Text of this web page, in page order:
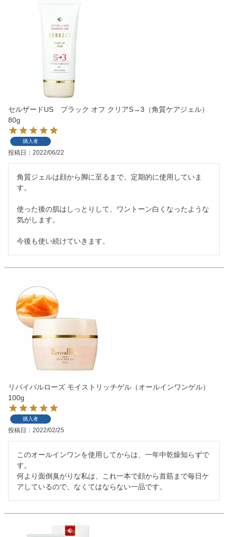
セルザードUS ブラック オフ クリアS→3（角質ケアジェル）
80g
購入者
投稿日 2022/06/22
角質ジェルは顔から脚に至るまで、定期的に使用していま
す。
使った後の肌はしっとりして、ワントーン白くなったような
気がします。
今後も使い続けていきます。
リバイバルローズ モイストリッチゲル（オールインワンゲル）
100g
購入者
投稿日 2022/02/25
このオールインワンを使用してからは、一年中乾燥知らずで
す。
何より面倒臭がりな私は、これ一本で顔から首筋まで毎日ケ
アしているので、なくてはならない一品です。